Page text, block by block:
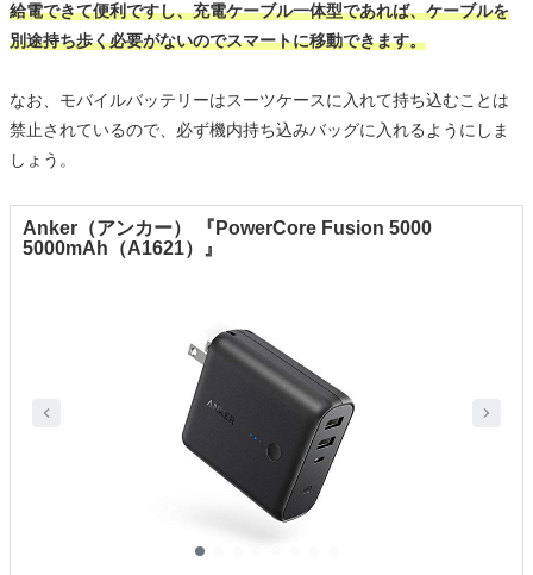
給電できて便利ですし、充電ケーブル一体型であれば、ケーブルを
別途持ち歩く必要がないのでスマートに移動できます。
なお、モバイルバッテリーはスーツケースに入れて持ち込むことは
禁止されているので、必ず機内持ち込みバッグに入れるようにしま
しょう。
Anker（アンカー） 『PowerCore Fusion 5000
5000mAh（A1621）』